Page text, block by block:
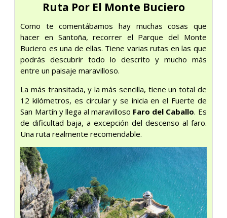
Ruta Por El Monte Buciero
Como te comentábamos hay muchas cosas que
hacer en Santoña, recorrer el Parque del Monte
Buciero es una de ellas. Tiene varias rutas en las que
podrás descubrir todo lo descrito y mucho más
entre un paisaje maravilloso.
La más transitada, y la más sencilla, tiene un total de
12 kilómetros, es circular y se inicia en el Fuerte de
San Martín y llega al maravilloso Faro del Caballo. Es
de dificultad baja, a excepción del descenso al faro.
Una ruta realmente recomendable.